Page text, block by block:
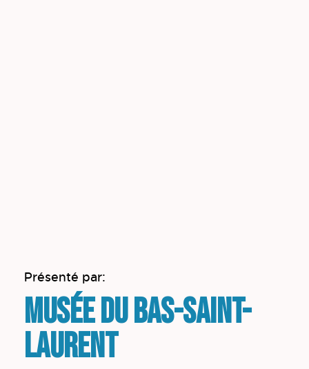
Présenté par:
Musée du Bas-Saint-
Laurent